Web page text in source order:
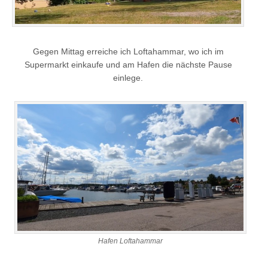
Gegen Mittag erreiche ich Loftahammar, wo ich im
Supermarkt einkaufe und am Hafen die nächste Pause
einlege.
Hafen Loftahammar